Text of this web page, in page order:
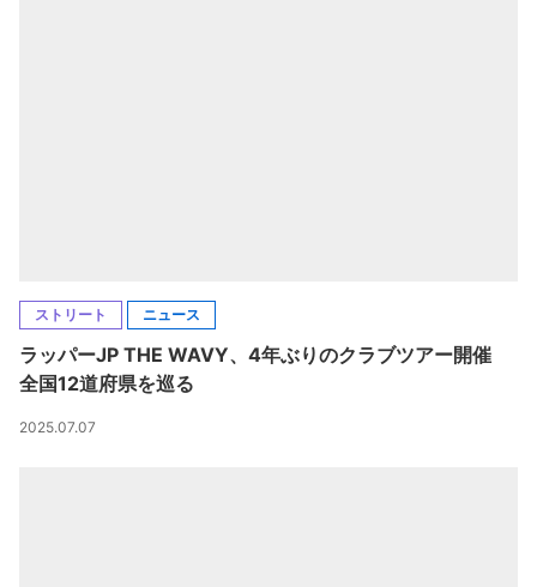
ストリート ニュース
ラッパーJP THE WAVY、4年ぶりのクラブツアー開催
全国12道府県を巡る
2025.07.07